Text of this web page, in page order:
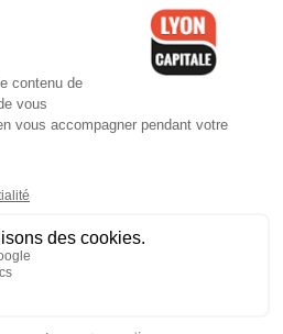
légales-CGV-Politique de